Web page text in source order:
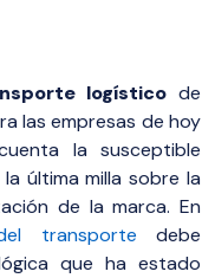
logístico de
las empresas de hoy
la susceptible
última milla sobre la
de la marca. En
transporte debe
que ha estado